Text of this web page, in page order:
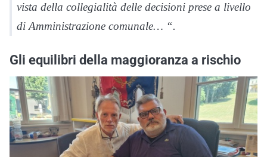
vista della collegialità delle decisioni prese a livello
di Amministrazione comunale… “.
Gli equilibri della maggioranza a rischio